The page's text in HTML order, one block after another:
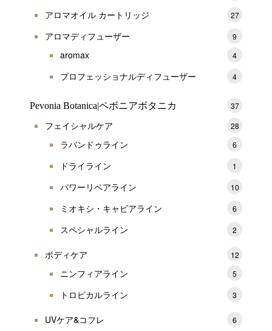
アロマオイル カートリッジ 27
アロマディフューザー 9
aromax 4
プロフェッショナルディフューザー 4
Pevonia Botanica|ペボニアボタニカ 37
フェイシャルケア 28
ラバンドゥライン 6
ドライライン 1
パワーリペアライン 10
ミオキシ・キャビアライン 6
スペシャルライン 2
ボディケア 12
ニンフィアライン 5
トロピカルライン 3
UVケア&コフレ 6